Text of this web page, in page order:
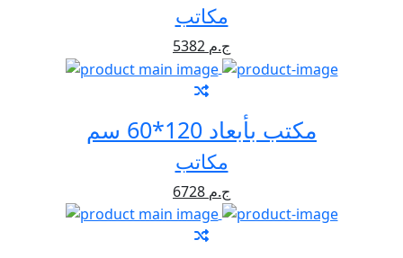
مكاتب
5382 ج.م
مكتب بأبعاد 120*60 سم
مكاتب
6728 ج.م